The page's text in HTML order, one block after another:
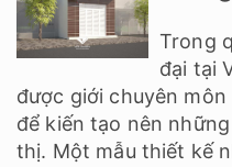
Trong
đại tại
được giới chuyên
để kiến tạo nên
thị. Một mẫu thiết kế